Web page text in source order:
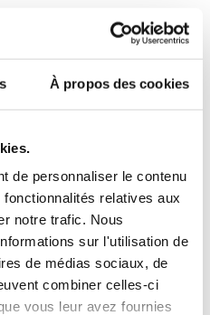
À propos des cookies
de personnaliser le contenu
relatives aux
notre trafic. Nous
sur l'utilisation de
de médias sociaux, de
combiner celles-ci
vous leur avez fournies
et
sur mesure.
et Qualité
par son engagement
utilise des matériaux
modernes pour chaque